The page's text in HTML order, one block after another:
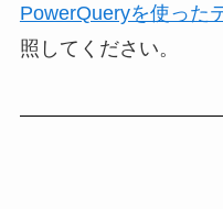
PowerQueryを使った
照してください。